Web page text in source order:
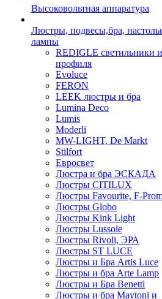
Высоковольтная аппаратура
Люстры, подвесы,бра,
лампы
REDIGLE светильники
профиля
Evoluce
FERON
LEEK люстры и бра
Lumina Deco
Lumis
Moderli
MW-LIGHT, De Markt
Stilfort
Евросвет
Люстра и бра ЭСКАДА
Люстры CITILUX
Люстры Favourite, F-
Люстры Globo
Люстры Kink Light
Люстры Lussole
Люстры Rivoli, ЭРА
Люстры ST LUCE
Люстры и Бра Artis Luce
Люстры и бра Arte Lamp
Люстры и Бра Benetti
Люстры и бра Maytoni и